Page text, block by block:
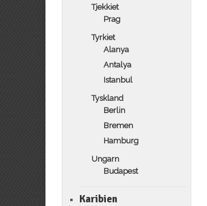
Tjekkiet
Prag
Tyrkiet
Alanya
Antalya
Istanbul
Tyskland
Berlin
Bremen
Hamburg
Ungarn
Budapest
Karibien